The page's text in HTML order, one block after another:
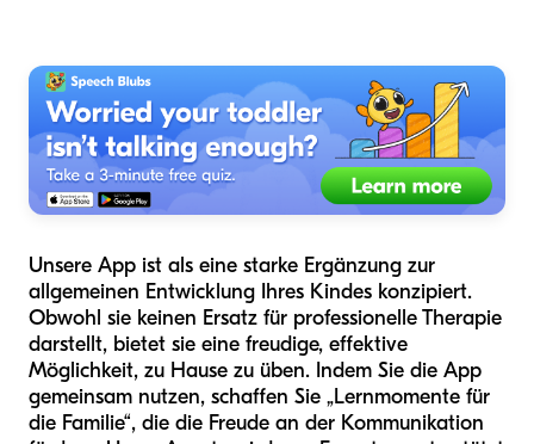
Unsere App ist als eine starke Ergänzung zur
allgemeinen Entwicklung Ihres Kindes konzipiert.
Obwohl sie keinen Ersatz für professionelle Therapie
darstellt, bietet sie eine freudige, effektive
Möglichkeit, zu Hause zu üben. Indem Sie die App
gemeinsam nutzen, schaffen Sie „Lernmomente für
die Familie“, die die Freude an der Kommunikation